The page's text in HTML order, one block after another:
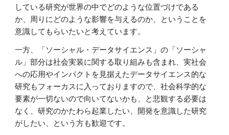
している研究が世界の中でどのような位置づけである
か、周りにどのような影響を与えるのか、ということを
意識してもらいたいと考えています。
一方、「ソーシャル・データサイエンス」の「ソーシャ
ル」部分は社会実装に関する取り組みも含まれ、実社会
への応用やインパクトを見据えたデータサイエンス的な
研究もフォーカスに入っておりますので、社会科学的な
要素が一切ないので向いてないかも、と悲観する必要は
なく、研究のかたわら起業したい、開発を意識した研究
がしたい、という方も歓迎です。